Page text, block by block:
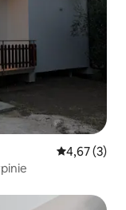
Priemerné
4,67 (3)